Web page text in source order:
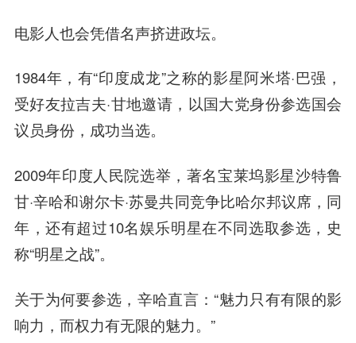
电影人也会凭借名声挤进政坛。
1984年，有“印度成龙”之称的影星阿米塔·巴强，
受好友拉吉夫·甘地邀请，以国大党身份参选国会
议员身份，成功当选。
2009年印度人民院选举，著名宝莱坞影星沙特鲁
甘·辛哈和谢尔卡·苏曼共同竞争比哈尔邦议席，同
年，还有超过10名娱乐明星在不同选取参选，史
称“明星之战”。
关于为何要参选，辛哈直言：“魅力只有有限的影
响力，而权力有无限的魅力。”